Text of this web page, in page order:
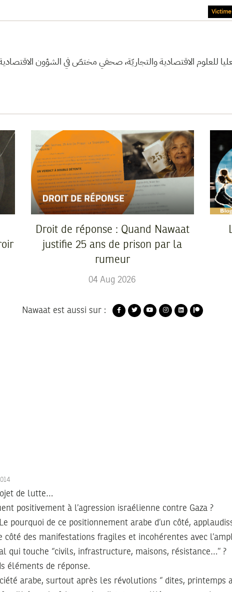
Victime
للعلوم الاقتصادية والتجاريّة، صحفي مختصّ في الشؤون
Droit de réponse : Quand Nawaat
justifie 25 ans de prison par la
rumeur
04 Aug 2026
Nawaat est aussi sur :
de lutte…
positivement à l’agression israélienne contre Gaza ?
pourquoi de ce positionnement arabe d’un côté,
côté des manifestations fragiles et incohérentes avec
qui touche ‘’civils, infrastructure, maisons, résistance…’’ ?
éléments de réponse.
arabe, surtout après les révolutions ‘’ dites, printemps